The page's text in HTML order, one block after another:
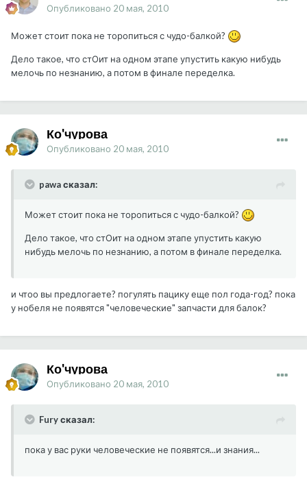
Опубликовано 20 мая, 2010
Может стоит пока не торопиться с чудо-балкой?
Дело такое, что стОит на одном этапе упустить какую нибудь
мелочь по незнанию, а потом в финале переделка.
Ко'чурова
Опубликовано 20 мая, 2010
pawa сказал:
Может стоит пока не торопиться с чудо-балкой?
Дело такое, что стОит на одном этапе упустить какую
нибудь мелочь по незнанию, а потом в финале переделка.
и чтоо вы предлогаете? погулять пацику еще пол года-год? пока
у нобеля не появятся "человеческие" запчасти для балок?
Ко'чурова
Опубликовано 20 мая, 2010
Fury сказал:
пока у вас руки человеческие не появятся...и знания...